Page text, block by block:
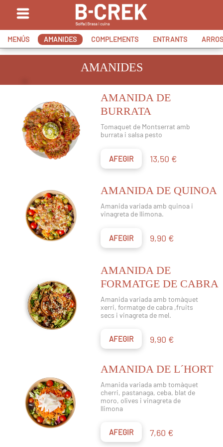
MENÚS AMANIDES COMPLEMENTS ENTRANTS
AMANIDES
AMANIDA DE
BURRATA
Tomaquet de Montserrat amb
burrata i salsa pesto
AFEGIR Preu
13,50 €
AMANIDA DE QUINOA
Amanida variada amb quinoa i
vinagreta de llimona.
AFEGIR Preu
9,90 €
AMANIDA DE
FORMATGE DE CABRA
Amanida variada amb tomàquet
xerri, formatge de cabra ,fruits
secs i vinagreta de mel.
AFEGIR Preu
9,90 €
AMANIDA DE L´HORT
Amanida variada amb tomàquet
cherri, pastanaga, ceba, blat de
moro, olives i vinagreta de
llimona
AFEGIR Preu
7,60 €